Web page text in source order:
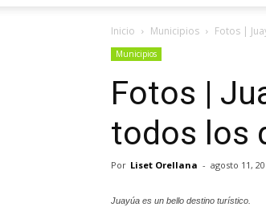
Inicio Municipios Fotos |
Municipios
Fotos |
todos los
Por Liset Orellana - agosto 11,
Juayúa es un bello destino turístico.